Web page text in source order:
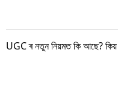
UGC ৰ নতুন নিয়মত কি আছে? কিয়